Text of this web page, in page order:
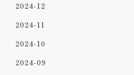
2024-12
2024-11
2024-10
2024-09